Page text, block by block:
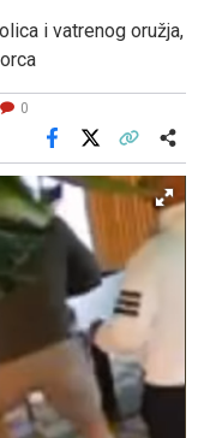
i vatrenog oružja,
0
Facebook